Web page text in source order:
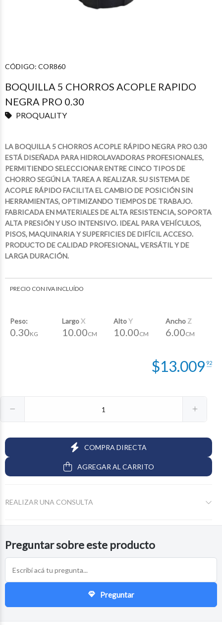
CÓDIGO: COR860
BOQUILLA 5 CHORROS ACOPLE RAPIDO
NEGRA PRO 0.30
PROQUALITY
LA BOQUILLA 5 CHORROS ACOPLE RÁPIDO NEGRA PRO 0.30
ESTÁ DISEÑADA PARA HIDROLAVADORAS PROFESIONALES,
PERMITIENDO SELECCIONAR ENTRE CINCO TIPOS DE
CHORRO SEGÚN LA TAREA A REALIZAR. SU SISTEMA DE
ACOPLE RÁPIDO FACILITA EL CAMBIO DE POSICIÓN SIN
HERRAMIENTAS, OPTIMIZANDO TIEMPOS DE TRABAJO.
FABRICADA EN MATERIALES DE ALTA RESISTENCIA, SOPORTA
ALTA PRESIÓN Y USO INTENSIVO. IDEAL PARA VEHÍCULOS,
PISOS, MAQUINARIA Y SUPERFICIES DE DIFÍCIL ACCESO.
PRODUCTO DE CALIDAD PROFESIONAL, VERSÁTIL Y DE
LARGA DURACIÓN.
PRECIO CON IVA INCLUÍDO
Peso:
0.30KG
LargoX
10.00CM
AltoY
10.00CM
Ancho Z
6.00CM
$13.009 92
COMPRA DIRECTA
AGREGAR AL CARRITO
REALIZAR UNA CONSULTA
Preguntar sobre este producto
Preguntar
$188.06304
$188.063